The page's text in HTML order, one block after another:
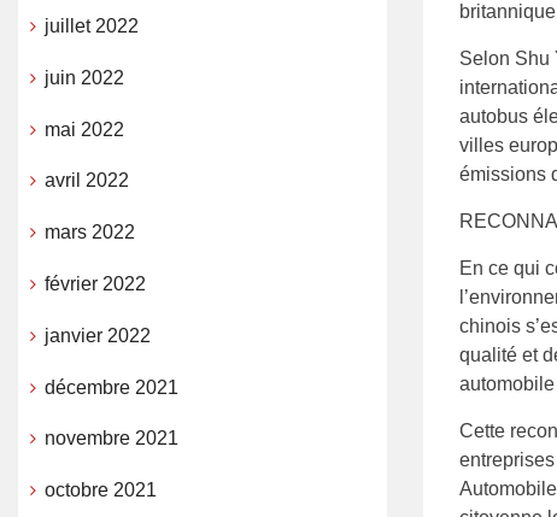
Selon Shu
autobus
villes
émissions
En ce qui
chinois
qualité et
Cette
juillet 2022
juin 2022
mai 2022
avril 2022
mars 2022
février 2022
janvier 2022
décembre 2021
novembre 2021
octobre 2021